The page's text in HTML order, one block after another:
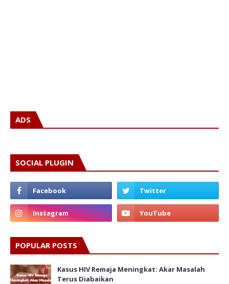
ADS
SOCIAL PLUGIN
POPULAR POSTS
Kasus HIV Remaja Meningkat: Akar Masalah
Terus Diabaikan